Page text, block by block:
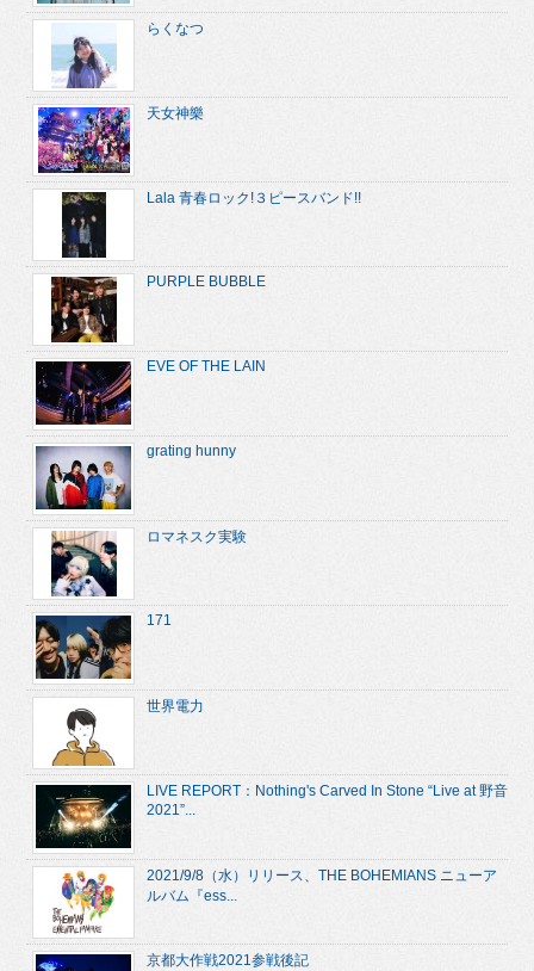
らくなつ
天女神樂
Lala 青春ロック!３ピースバンド!!
PURPLE BUBBLE
EVE OF THE LAIN
grating hunny
ロマネスク実験
171
世界電力
LIVE REPORT：Nothing's Carved In Stone “Live at 野音
2021”...
2021/9/8（水）リリース、THE BOHEMIANS ニューア
ルバム『ess...
京都大作戦2021参戦後記